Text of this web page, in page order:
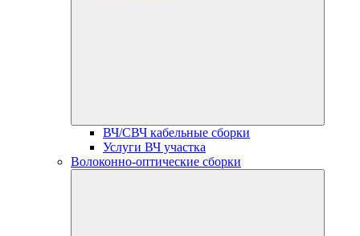
ВЧ/СВЧ кабельные сборки
Услуги ВЧ участка
Волоконно-оптические сборки